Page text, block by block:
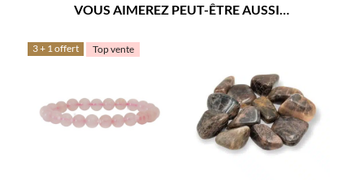
VOUS AIMEREZ PEUT-ÊTRE AUSSI…
3 + 1 offert Top vente